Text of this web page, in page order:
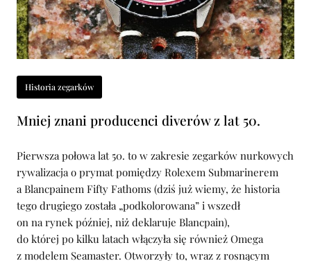
Historia zegarków
Mniej znani producenci diverów z lat 50.
Pierwsza połowa lat 50. to w zakresie zegarków nurkowych
rywalizacja o prymat pomiędzy Rolexem Submarinerem
a Blancpainem Fifty Fathoms (dziś już wiemy, że historia
tego drugiego została „podkolorowana” i wszedł
on na rynek później, niż deklaruje Blancpain),
do której po kilku latach włączyła się również Omega
z modelem Seamaster. Otworzyły to, wraz z rosnącym